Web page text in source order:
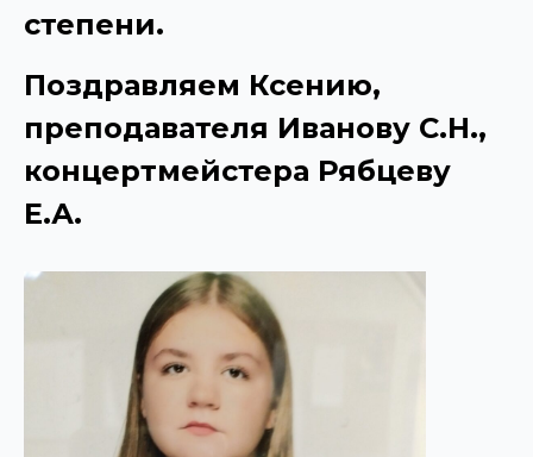
степени.
Поздравляем Ксению,
преподавателя Иванову С.Н.,
концертмейстера Рябцеву
Е.А.